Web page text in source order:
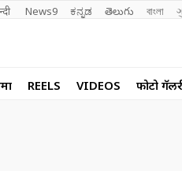
News9 ಕನ್ನಡ తెలుగు বাংলা
REELS VIDEOS फोटो